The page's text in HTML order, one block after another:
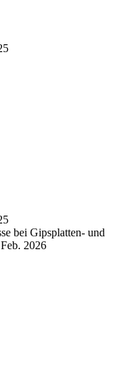
bei Gipsplatten- und
2026